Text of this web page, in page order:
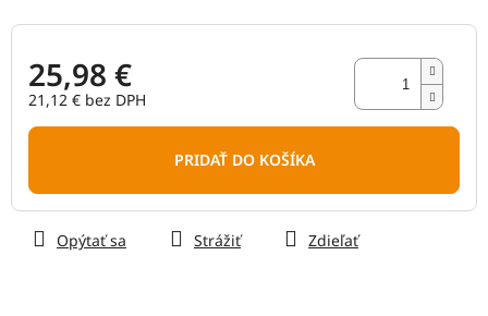
25,98 €
21,12 € bez DPH
Jednotková
PRIDAŤ DO KOŠÍKA
Opýtať sa Strážiť Zdieľať